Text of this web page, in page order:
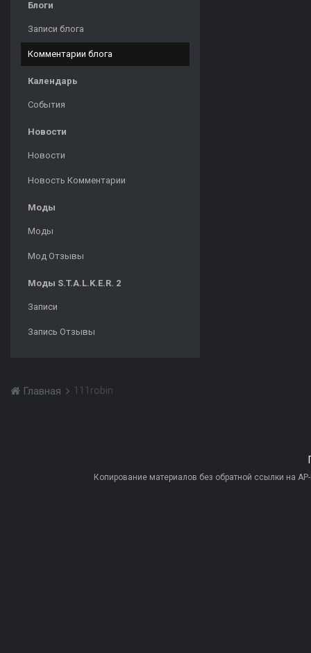
Блоги
Записи блога
Комментарии блога
Календарь
События
Новости
Новости
Новость Комментарии
Моды
Моды
Мод Отзывы
Моды S.T.A.L.K.E.R. 2
Записи
Запись Отзывы
Главная 111robin
Копирование материалов без обратной ссылки на